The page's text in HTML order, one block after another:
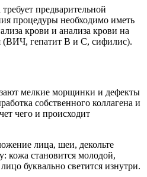
предварительной
процедуры необходимо иметь
крови и анализа крови на
(ВИЧ, гепатит В и С, сифилис).
мелкие морщинки и дефекты
собственного коллагена и
чего и происходит
лица, шеи, декольте
кожа становится молодой,
буквально светится изнутри.